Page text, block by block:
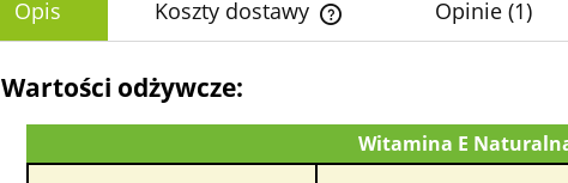
Opis Koszty dostawy Opinie (1)
Wartości odżywcze:
Witamina E